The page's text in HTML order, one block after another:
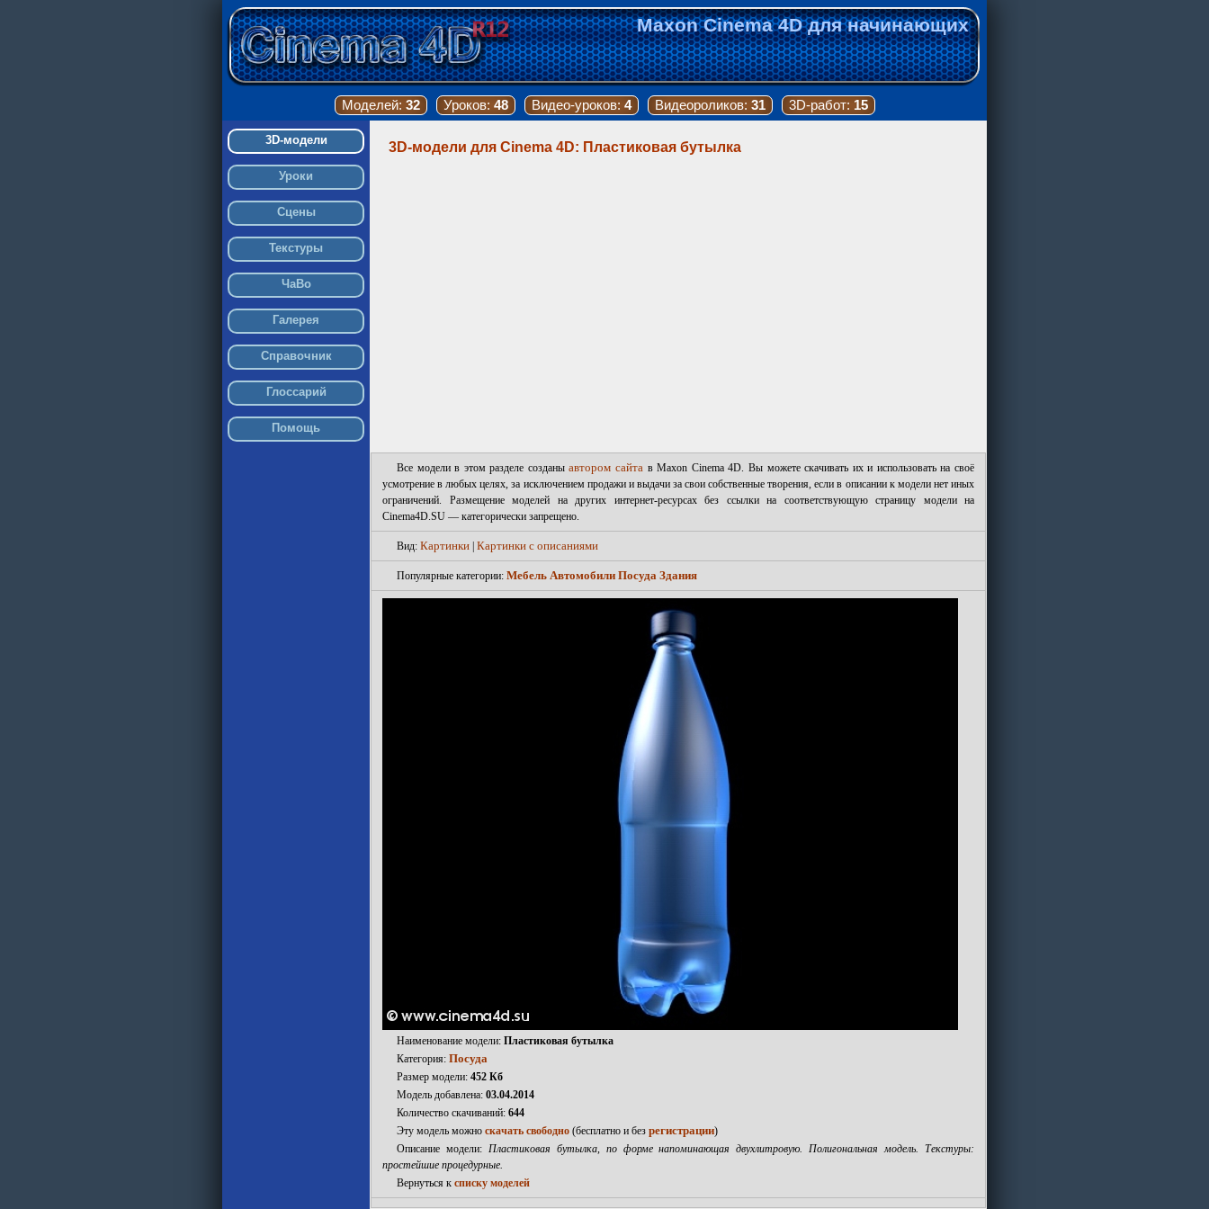
Maxon Cinema 4D для начинающих
Моделей: 32 Уроков: 48 Видео-уроков: 4 Видеороликов: 31 3D-работ: 15
3D-модели
Уроки
Сцены
Текстуры
ЧаВо
Галерея
Справочник
Глоссарий
Помощь
3D-модели для Cinema 4D: Пластиковая бутылка
Все модели в этом разделе созданыавтором сайта в Maxon Cinema 4D. Вы можете скачивать их и использовать на своё
усмотрение в любых целях, за исключением продажи и выдачи за свои собственные творения, если в описании к модели нет иных
ограничений. Размещение моделей на других интернет-ресурсах без ссылки на соответствующую страницу модели на
Cinema4D.SU — категорически запрещено.
Вид: Картинки Картинки с описаниями
Популярные категории: Мебель Автомобили Посуда Здания
Наименование модели: Пластиковая бутылка
Категория: Посуда
Размер модели: 452 Кб
Модель добавлена: 03.04.2014
Количество скачиваний: 644
Эту модель можно cкачать свободно (бесплатно и без регистрации)
Описание модели: Пластиковая бутылка, по форме напоминающая двухлитровую. Полигональная модель. Текстуры:
простейшие процедурные.
Вернуться к списку моделей